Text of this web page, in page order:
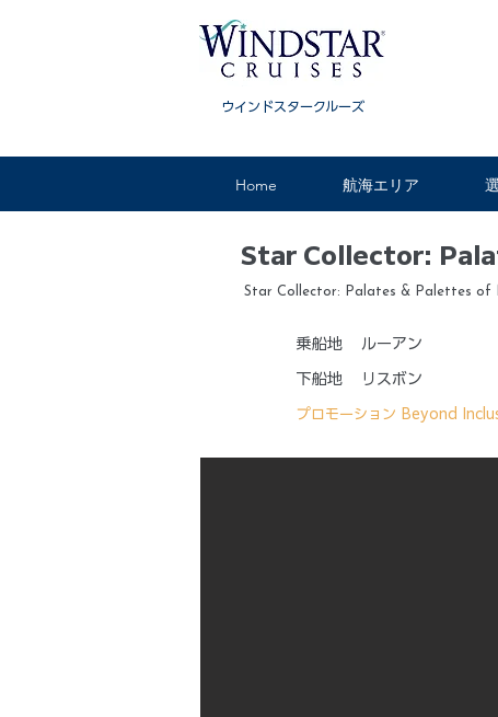
ウインドスタークルーズ
Home 航海エリア
Star Collector:
Star Collector: Palates & Palettes of
乗船地 ルーアン
下船地 リスボン
プロモーション Beyond